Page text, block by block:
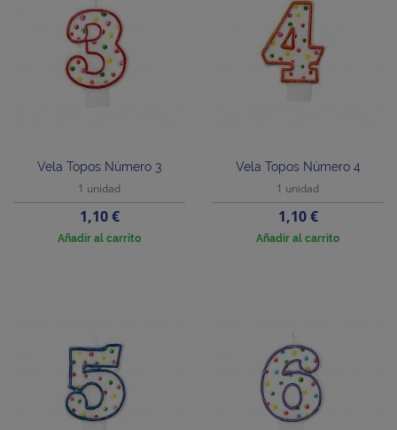
Vela Topos Número 3
1 unidad
Precio
1,10 €
Añadir al carrito
Vela Topos Número 4
1 unidad
Precio
1,10 €
Añadir al carrito